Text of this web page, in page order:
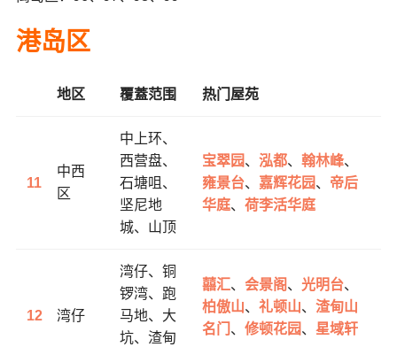
港岛区
地区 覆蓋范围 热门屋苑
11
中西
区
中上环、
西营盘、
石塘咀、
坚尼地
城、山顶
宝翠园、 泓都、 翰林峰、
雍景台、 嘉辉花园、 帝后
华庭、 荷李活华庭
12 湾仔
湾仔、铜
锣湾、跑
马地、大
坑、渣甸
囍汇、 会景阁、 光明台、
柏傲山、 礼顿山、 渣甸山
名门 、 修顿花园、 星域轩